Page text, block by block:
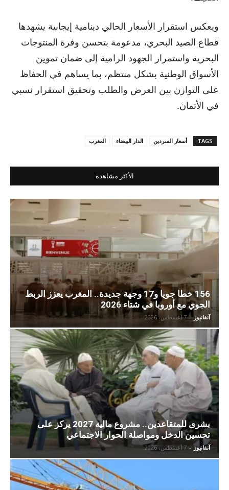
ويعكس استقرار الأسعار الحالي دينامية إيجابية يشهدها
قطاع الصيد البحري، مدعومة بتحسن وفرة المنتوجات
البحرية واستمرار الجهود الرامية إلى ضمان تموين
الأسواق الوطنية بشكل منتظم، بما يساهم في الحفاظ
على التوازن بين العرض والطلب وتحقيق استقرار نسبي
في الأثمان.
TAGS أسعار السردين الدار البيضاء المغرب
الأكثر مشاهدة
156 خطا جويا و17 وجهة جديدة.. المغرب يعزز الربط
الجوي مع أوروبا في شتاء 2026
آنفانيوز - 7 أغسطس، 2026
بشرى للمتقاعدين.. مشروع مالية 2027 يركز على
تحسين الدخل ومواصلة الحوار الاجتماعي
آنفانيوز - 7 أغسطس، 2026